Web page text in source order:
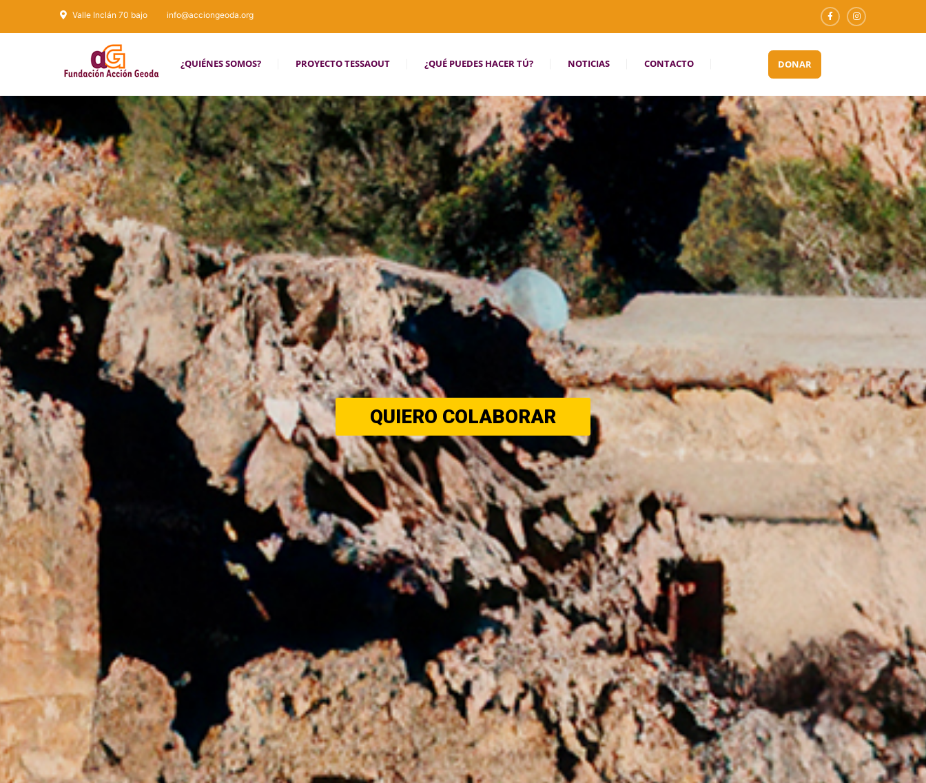
Valle Inclán 70 bajo info@acciongeoda.org
¿QUIÉNES SOMOS? PROYECTO TESSAOUT ¿QUÉ PUEDES HACER TÚ? NOTICIAS CONTACTO DONAR
QUIERO COLABORAR